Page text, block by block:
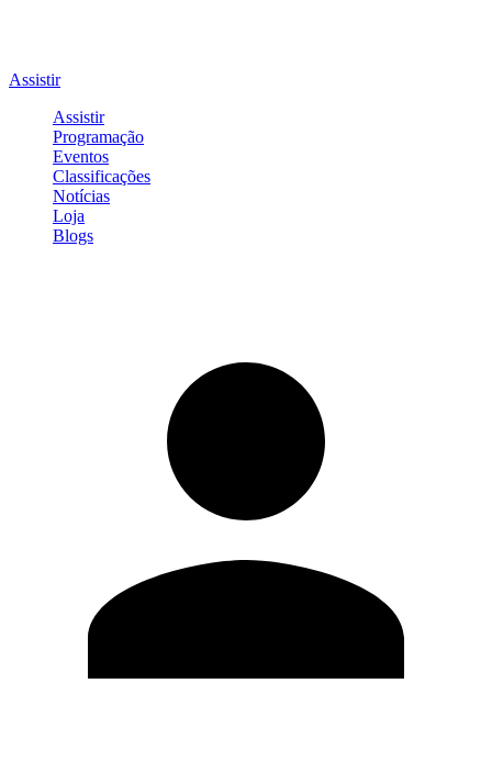
Assistir
Assistir
Programação
Eventos
Classificações
Notícias
Loja
Blogs